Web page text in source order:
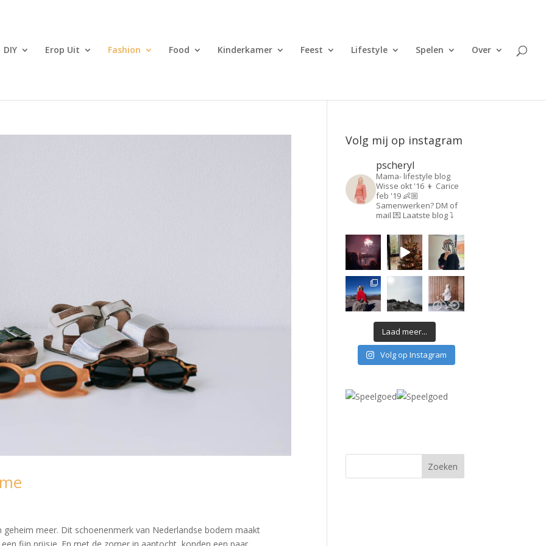
DIY Erop Uit Fashion Food Kinderkamer Feest Lifestyle Spelen Over
meer. Dit schoenenmerk van Nederlandse bodem maakt
Volg mij op instagram
pscheryl
Mama- lifestyle blog
Wisse okt '16 👦 Carice
feb '19 👶🏼
Samenwerken? DM of
mail 💌 Laatste blog ⤵️
Laad meer...
Volg op Instagram